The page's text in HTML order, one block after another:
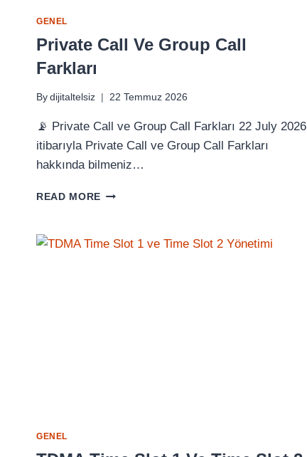
GENEL
Private Call Ve Group Call
Farkları
By dijitaltelsiz 22 Temmuz 2026
📡 Private Call ve Group Call Farkları 22 July 2026
itibarıyla Private Call ve Group Call Farkları
hakkında bilmeniz…
READ MORE PRIVATE
GROUP
GENEL